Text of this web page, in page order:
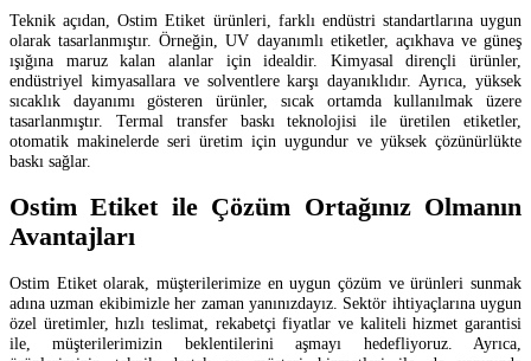
Teknik açıdan, Ostim Etiket ürünleri, farklı endüstri standartlarına uygun
olarak tasarlanmıştır. Örneğin, UV dayanımlı etiketler, açıkhava ve güneş
ışığına maruz kalan alanlar için idealdir. Kimyasal dirençli ürünler,
endüstriyel kimyasallara ve solventlere karşı dayanıklıdır. Ayrıca, yüksek
sıcaklık dayanımı gösteren ürünler, sıcak ortamda kullanılmak üzere
tasarlanmıştır. Termal transfer baskı teknolojisi ile üretilen etiketler,
otomatik makinelerde seri üretim için uygundur ve yüksek çözünürlükte
baskı sağlar.
Ostim Etiket ile Çözüm Ortağınız Olmanın
Avantajları
Ostim Etiket olarak, müşterilerimize en uygun çözüm ve ürünleri sunmak
adına uzman ekibimizle her zaman yanınızdayız. Sektör ihtiyaçlarına uygun
özel üretimler, hızlı teslimat, rekabetçi fiyatlar ve kaliteli hizmet garantisi
ile, müşterilerimizin beklentilerini aşmayı hedefliyoruz. Ayrıca,